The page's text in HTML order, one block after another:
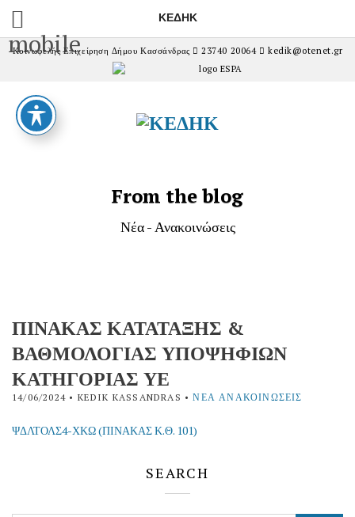
mobile
ΚΕΔΗΚ
Κοινωφελής Επιχείρηση Δήμου Κασσάνδρας 23740 20064 kedik@otenet.gr
From the blog
Νέα - Ανακοινώσεις
ΠΙΝΑΚΑΣ ΚΑΤΑΤΑΞΗΣ &
ΒΑΘΜΟΛΟΓΙΑΣ ΥΠΟΨΗΦΙΩΝ
ΚΑΤΗΓΟΡΙΑΣ ΥΕ
14/06/2024 • KEDIK KASSANDRAS •ΝΈΑ ΑΝΑΚΟΙΝΏΣΕΙΣ
ΨΔΛΤΟΛΣ4-ΧΚΩ (ΠΙΝΑΚΑΣ Κ.Θ. 101)
SEARCH